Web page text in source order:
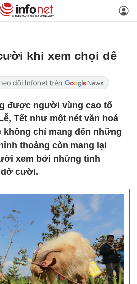
khi xem chọi dê
được người vùng cao tổ
Tết như một nét văn hoá
không chỉ mang đến những
thoảng còn mang lại
xem bởi những tình
cười.